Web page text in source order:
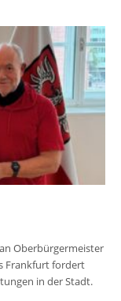
Oberbürgermeister
Frankfurt fordert
in der Stadt.